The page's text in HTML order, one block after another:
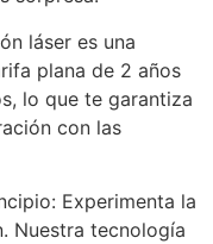
láser es una
plana de 2 años
lo que te garantiza
con las
Experimenta la
Nuestra tecnología